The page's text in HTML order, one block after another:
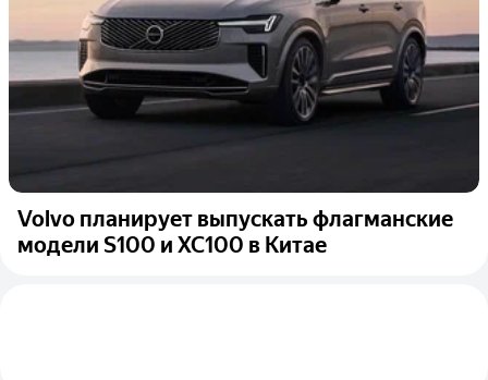
Volvo планирует выпускать флагманские
модели S100 и XC100 в Китае